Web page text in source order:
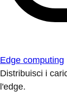
Edge computing
Distribuisci i
l'edge.